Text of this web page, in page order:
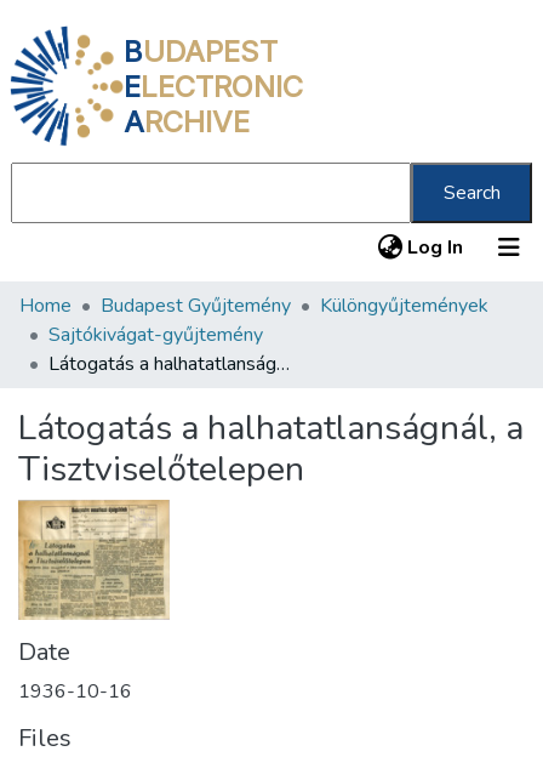
BUDAPEST
ELECTRONIC
ARCHIVE
Search
Log In (current)
Communities & Collections
All of DSpace
About us
Home Budapest Gyűjtemény
Különgyűjtemények
Sajtókivágat-gyűjtemény
Látogatás a halhatatlanságnál, a Tisztviselőtelepen
Látogatás a halhatatlanságnál, a
Tisztviselőtelepen
Date
1936-10-16
Files